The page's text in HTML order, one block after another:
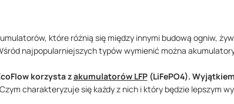
które różnią się między innymi budową ogniw,
najpopularniejszych typów wymienić można
korzysta zakumulatorów LFP(LiFePO4).
Czym charakteryzuje się każdy z nich i który będzie lepszym